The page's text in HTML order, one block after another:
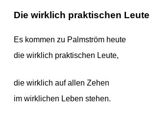
Die wirklich praktischen Leute
Es kommen zu Palmström heute
die wirklich praktischen Leute,
die wirklich auf allen Zehen
im wirklichen Leben stehen.